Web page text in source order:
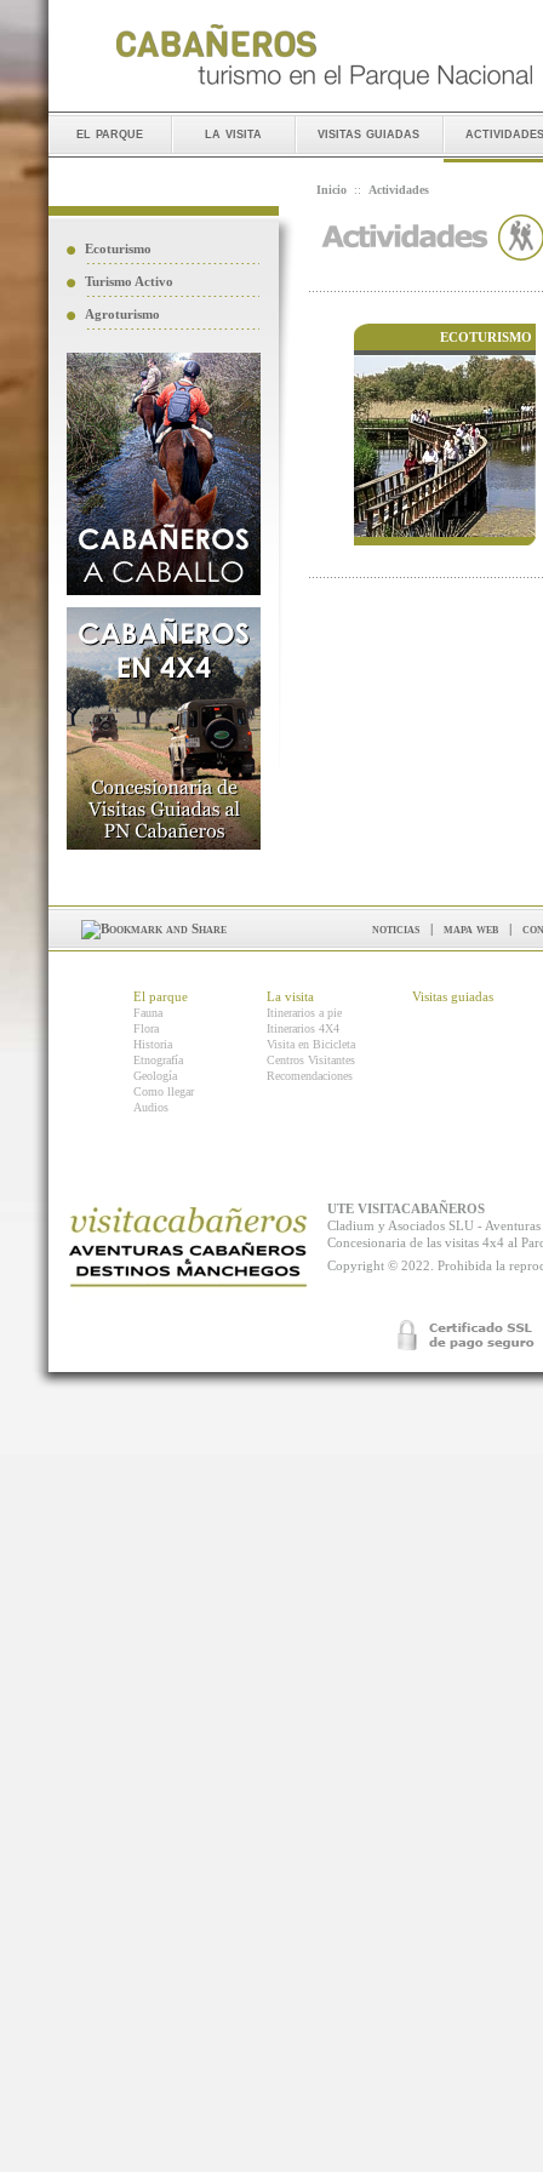
el parque la visita visitas guiadas actividades
Ecoturismo
Turismo Activo
Agroturismo
Inicio :: Actividades
ECOTURISMO
noticias | mapa web |
El parque
Fauna
Flora
Historia
Etnografía
Geología
Como llegar
Audios
La visita
Itinerarios a pie
Itinerarios 4X4
Visita en Bicicleta
Centros Visitantes
Recomendaciones
Visitas guiadas
UTE VISITACABAÑEROS
Cladium y Asociados SLU -
Concesionaria de las visitas 4x4 al
Copyright © 2022. Prohibida la